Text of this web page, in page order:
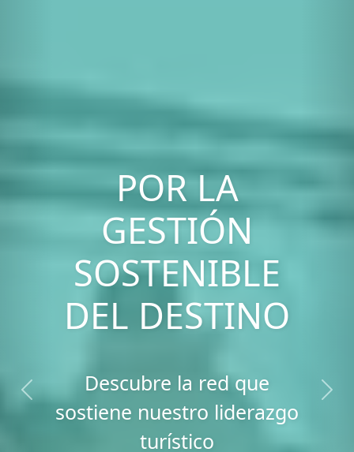
POR LA
GESTIÓN
SOSTENIBLE
DEL DESTINO
Descubre la red que
sostiene nuestro liderazgo
turístico
Anterior